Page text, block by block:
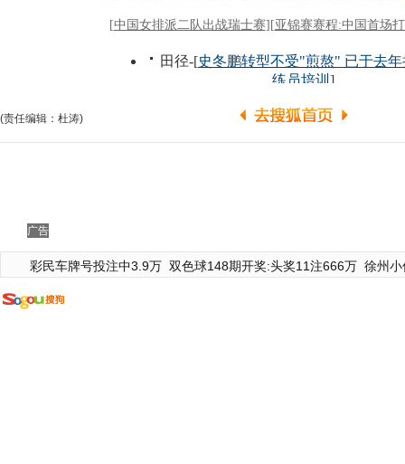
(责任编辑：杜涛)
广告
彩民车牌号投注中3.9万 双色球148期开奖:头奖11注666万 徐州